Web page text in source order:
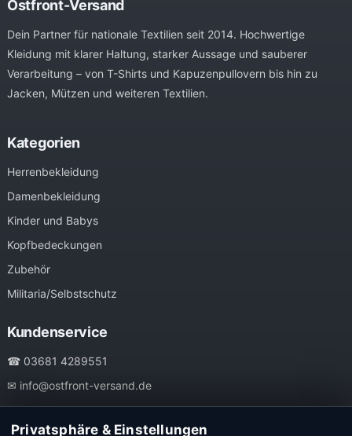
Privatsphäre & Einstellungen
Ostfront-Versand
Dein Partner für nationale Textilien seit 2014. Hochwertige
Kleidung mit klarer Haltung, starker Aussage und sauberer
Verarbeitung – von T-Shirts und Kapuzenpullovern bis hin zu
Jacken, Mützen und weiteren Textilien.
Kategorien
Herrenbekleidung
Damenbekleidung
Kinder und Babys
Kopfbedeckungen
Zubehör
Militaria/Selbstschutz
Kundenservice
☎ 03681 4289551
✉ info@ostfront-versand.de
Rechtliches